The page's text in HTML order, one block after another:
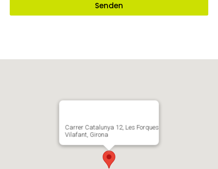
Senden
Carrer Catalunya 12, Les Forques
Vilafant, Girona